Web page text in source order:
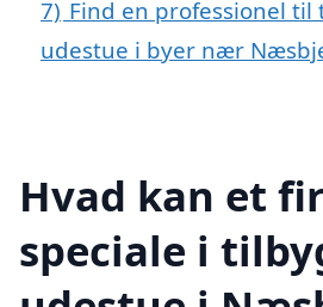
7) Find en professionel
udestue i byer nær
Hvad kan et
speciale i